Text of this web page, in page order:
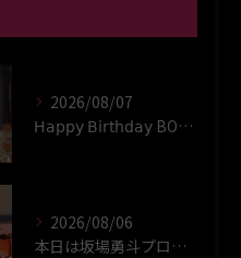
2026/08/07
𝖧𝖺𝗉𝗉𝗒 𝖡𝗂𝗋𝗍𝗁𝖽𝖺𝗒 BOY‪(*´꒳`∩)‬ﾊｲ
2026/08/06
本日は坂場勇斗プロプレイヤーデイ！！